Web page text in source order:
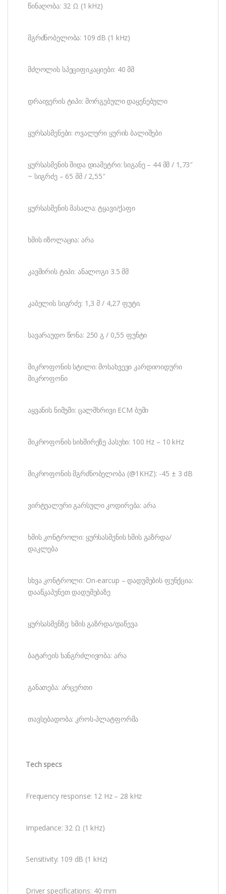
წინაღობა: 32 Ω (1 kHz)
მგრძნობელობა: 109 dB (1 kHz)
მძღოლის სპეციფიკაციები: 40 მმ
დრაივერის ტიპი: მორგებული დაყენებული
ყურსასმენები: ოვალური ყურის ბალიშები
ყურსასმენის შიდა დიამეტრი: სიგანე – 44 მმ / 1,73″
~ სიგრძე – 65 მმ / 2,55″
ყურსასმენის მასალა: ტყავი/ქაფი
ხმის იზოლაცია: არა
კავშირის ტიპი: ანალოგი 3.5 მმ
კაბელის სიგრძე: 1,3 მ / 4,27 ფუტი.
სავარაუდო წონა: 250 გ / 0,55 ფუნტი
მიკროფონის სტილი: მოსახვევი კარდიოიდური
მიკროფონი
აყვანის ნიმუში: ცალმხრივი ECM ბუმი
მიკროფონის სიხშირეზე პასუხი: 100 Hz – 10 kHz
მიკროფონის მგრძნობელობა (@1KHZ): -45 ± 3 dB
ვირტუალური გარსული კოდირება: არა
ხმის კონტროლი: ყურსასმენის ხმის გაზრდა/
დაკლება
სხვა კონტროლი: On-earcup – დადუმების ფუნქცია:
დააწკაპუნეთ დადუმებაზე
ყურსასმენზე: ხმის გაზრდა/დაწევა
ბატარეის ხანგრძლივობა: არა
განათება: არცერთი
თავსებადობა: კროს-პლატფორმა
Tech specs
Frequency response: 12 Hz – 28 kHz
Impedance: 32 Ω (1 kHz)
Sensitivity: 109 dB (1 kHz)
Driver specifications: 40 mm